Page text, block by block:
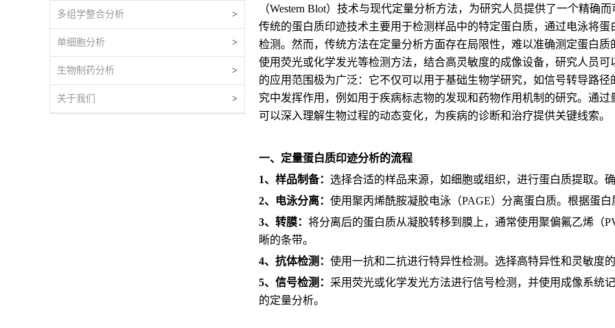
多组学整合分析 >
单细胞分析 >
生物制药分析 >
关于我们 >
（Western Blot）技术与现代定量分析方法，为研究人员提供了一个精确
传统的蛋白质印迹技术主要用于检测样品中的特定蛋白质，通过电泳将
检测。然而，传统方法在定量分析方面存在局限性，难以准确测定蛋白
使用荧光或化学发光等检测方法，结合高灵敏度的成像设备，研究人员
的应用范围极为广泛：它不仅可以用于基础生物学研究，如信号转导路
究中发挥作用，例如用于疾病标志物的发现和药物作用机制的研究。通
可以深入理解生物过程的动态变化，为疾病的诊断和治疗提供关键线索。
一、定量蛋白质印迹分析的流程
1、样品制备： 选择合适的样品来源，如细胞或组织，进行蛋白质提取。
2、电泳分离： 使用聚丙烯酰胺凝胶电泳（PAGE）分离蛋白质。根据蛋
3、转膜： 将分离后的蛋白质从凝胶转移到膜上，通常使用聚偏氟乙烯（
晰的条带。
4、抗体检测： 使用一抗和二抗进行特异性检测。选择高特异性和灵敏度
5、信号检测： 采用荧光或化学发光方法进行信号检测，并使用成像系统
的定量分析。